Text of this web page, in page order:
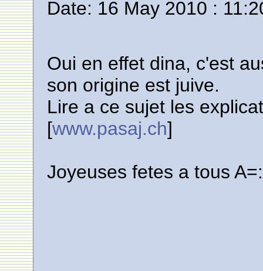
Date: 16 May 2010 :
Oui en effet dina, c'est
son origine est juive.
Lire a ce sujet les
[www.pasaj.ch]
Joyeuses fetes a tous A=: